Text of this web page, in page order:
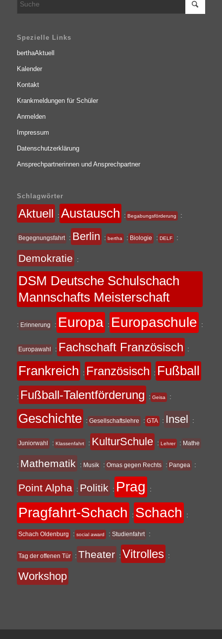
Spezielle Links
berthaAktuell
Kalender
Kontakt
Krankmeldungen für Schüler
Anmelden
Impressum
Datenschutzerklärung
Ansprechpartnerinnen und Ansprechpartner
Schlagwörter
Aktuell : Austausch : Begabungsförderung :
Begegnungsfahrt : Berlin : bertha : Biologie : DELF :
Demokratie :
DSM Deutsche Schulschach
Mannschafts Meisterschaft
: Erinnerung : Europa : Europaschule :
Europawahl : Fachschaft Französisch :
Frankreich : Französisch : Fußball
: Fußball-Talentförderung : Geisa :
Geschichte : Gesellschaftslehre : GTA : Insel :
Juniorwahl : Klassenfahrt : KulturSchule : Lehrer : Mathe
: Mathematik : Musik : Omas gegen Rechts : Pangea :
Point Alpha : Politik : Prag :
Pragfahrt-Schach : Schach :
Schach Oldenburg : social award : Studienfahrt :
Tag der offenen Tür : Theater : Vitrolles :
Workshop